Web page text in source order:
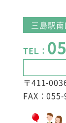
三島駅
TEL：
〒411-
FAX：